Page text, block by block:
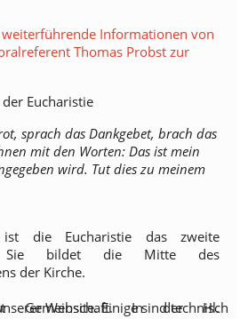
Informationen von
Thomas Probst zur
Eucharistie
sprach das Dankgebet, brach das
mit den Worten: Das ist mein
wird. Tut dies zu meinem
die Eucharistie das zweite
Sie bildet die Mitte des
der Kirche.
Gemeinschaft. In der Hl.
Website. Einige sind technisch